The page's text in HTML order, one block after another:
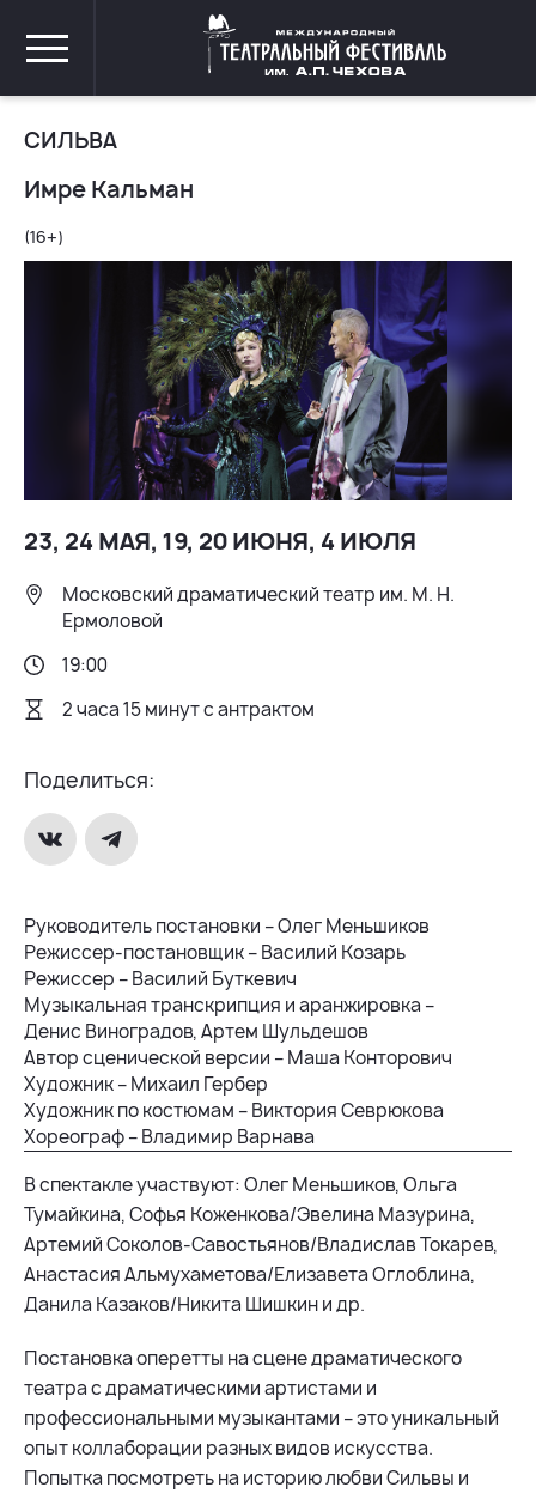
СИЛЬВА
Имре Кальман
(16+)
Руководитель постановки – Олег Меньшиков
Режиссер-постановщик – Василий Козарь
Режиссер – Василий Буткевич
Музыкальная транскрипция и аранжировка –
Денис Виноградов, Артем Шульдешов
Автор сценической версии – Маша Конторович
Художник – Михаил Гербер
Художник по костюмам – Виктория Севрюкова
Хореограф – Владимир Варнава
В спектакле участвуют: Олег Меньшиков, Ольга
Тумайкина, Софья Коженкова/Эвелина Мазурина,
Артемий Соколов-Савостьянов/Владислав Токарев,
Анастасия Альмухаметова/Елизавета Оглоблина,
Данила Казаков/Никита Шишкин и др.
Постановка оперетты на сцене драматического
театра с драматическими артистами и
профессиональными музыкантами – это уникальный
опыт коллаборации разных видов искусства.
Попытка посмотреть на историю любви Сильвы и
23, 24 МАЯ, 19, 20 ИЮНЯ, 4 ИЮЛЯ
Московский драматический театр им. М. Н.
Ермоловой
19:00
2 часа 15 минут с антрактом
Поделиться: